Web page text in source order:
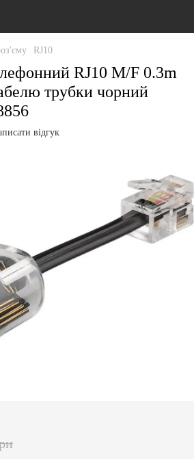
RJ10
RJ10 M/F 0.3m
трубки чорний
відгук